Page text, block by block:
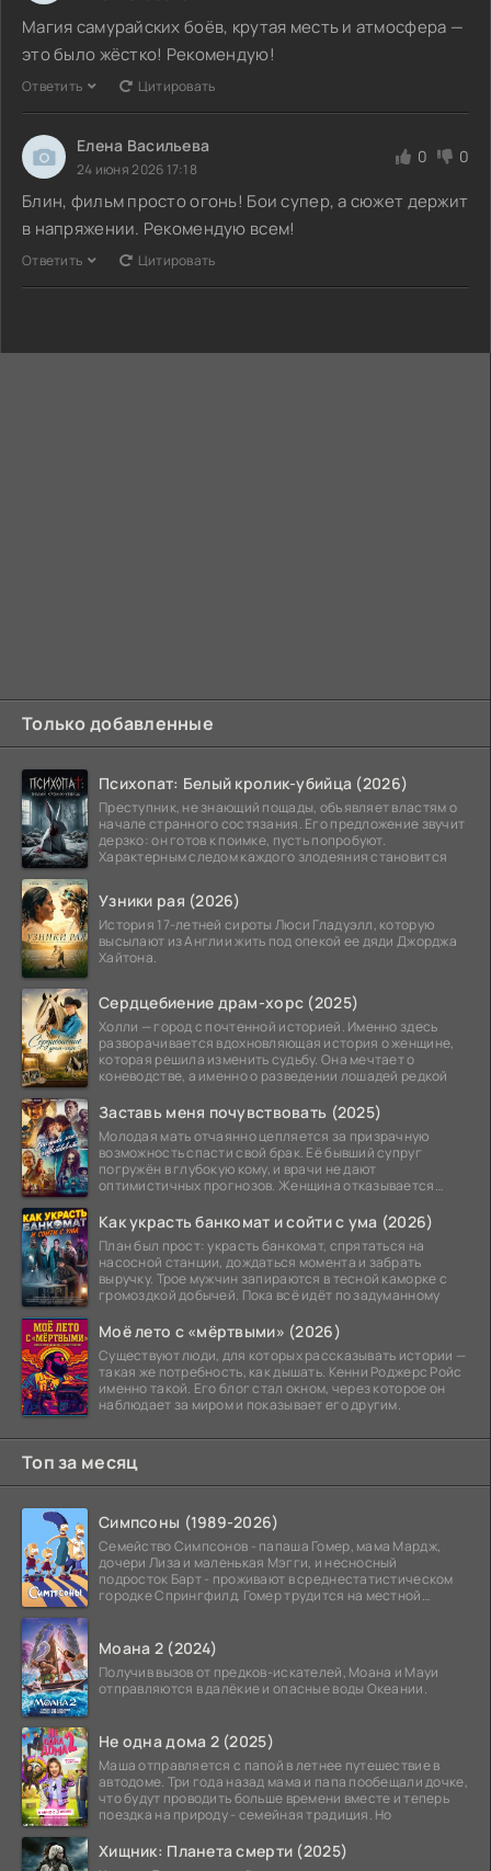
Магия самурайских боёв, крутая месть и атмосфера —
это было жёстко! Рекомендую!
Ответить Цитировать
Елена Васильева
24 июня 2026 17:18
0 0
Блин, фильм просто огонь! Бои супер, а сюжет держит
в напряжении. Рекомендую всем!
Ответить Цитировать
Только добавленные
Психопат: Белый кролик-убийца (2026)
Преступник, не знающий пощады, объявляет властям о
начале странного состязания. Его предложение звучит
дерзко: он готов к поимке, пусть попробуют.
Характерным следом каждого злодеяния становится
Узники рая (2026)
История 17-летней сироты Люси Гладуэлл, которую
высылают из Англии жить под опекой ее дяди Джорджа
Хайтона.
Сердцебиение драм-хорс (2025)
Холли — город с почтенной историей. Именно здесь
разворачивается вдохновляющая история о женщине,
которая решила изменить судьбу. Она мечтает о
коневодстве, а именно о разведении лошадей редкой
Заставь меня почувствовать (2025)
Молодая мать отчаянно цепляется за призрачную
возможность спасти свой брак. Её бывший супруг
погружён в глубокую кому, и врачи не дают
оптимистичных прогнозов. Женщина отказывается
Как украсть банкомат и сойти с ума (2026)
План был прост: украсть банкомат, спрятаться на
насосной станции, дождаться момента и забрать
выручку. Трое мужчин запираются в тесной каморке с
громоздкой добычей. Пока всё идёт по задуманному
Моё лето с «мёртвыми» (2026)
Существуют люди, для которых рассказывать истории —
такая же потребность, как дышать. Кенни Роджерс Ройс
именно такой. Его блог стал окном, через которое он
наблюдает за миром и показывает его другим.
Топ за месяц
Симпсоны (1989-2026)
Семейство Симпсонов - папаша Гомер, мама Мардж,
дочери Лиза и маленькая Мэгги, и несносный
подросток Барт - проживают в среднестатистическом
городке Спрингфилд. Гомер трудится на местной
Моана 2 (2024)
Получив вызов от предков-искателей, Моана и Мауи
отправляются в далёкие и опасные воды Океании.
Не одна дома 2 (2025)
Маша отправляется с папой в летнее путешествие в
автодоме. Три года назад мама и папа пообещали дочке,
что будут проводить больше времени вместе и теперь
поездка на природу - семейная традиция. Но
Хищник: Планета смерти (2025)